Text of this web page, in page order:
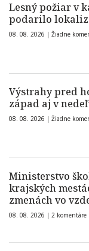
Lesný požiar v
podarilo
08. 08. 2026 | Žiadne
Výstrahy pred
západ aj v
08. 08. 2026 | Žiadne
Ministerstvo
krajských
zmenách vo
08. 08. 2026 | 2 komentáre